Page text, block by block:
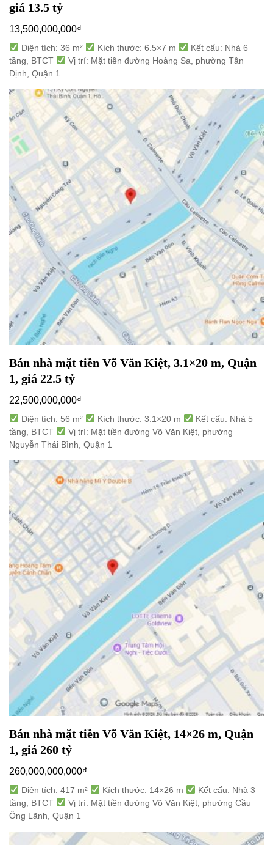
giá 13.5 tỷ
13,500,000,000₫
Diện tích: 36 m² Kích thước: 6.5×7 m
Kết cấu: Nhà 6
tầng, BTCT
Vị trí: Mặt tiền đường Hoàng Sa, phường Tân
Định, Quận 1
Bán nhà mặt tiền Võ Văn Kiệt, 3.1×20 m, Quận
1, giá 22.5 tỷ
22,500,000,000₫
Diện tích: 56 m² Kích thước: 3.1×20 m
Kết cấu: Nhà 5
tầng, BTCT
Vị trí: Mặt tiền đường Võ Văn Kiệt, phường
Nguyễn Thái Bình, Quận 1
Bán nhà mặt tiền Võ Văn Kiệt, 14×26 m, Quận
1, giá 260 tỷ
260,000,000,000₫
Diện tích: 417 m² Kích thước: 14×26 m
Kết cấu: Nhà 3
tầng, BTCT
Vị trí: Mặt tiền đường Võ Văn Kiệt, phường Cầu
Ông Lãnh, Quận 1